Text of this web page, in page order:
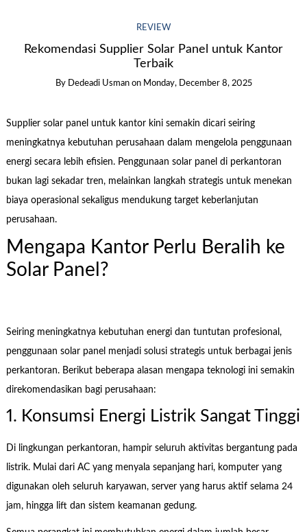
REVIEW
Rekomendasi Supplier Solar Panel untuk Kantor
Terbaik
By Dedeadi Usman on Monday, December 8, 2025
Supplier solar panel untuk kantor kini semakin dicari seiring
meningkatnya kebutuhan perusahaan dalam mengelola penggunaan
energi secara lebih efisien. Penggunaan solar panel di perkantoran
bukan lagi sekadar tren, melainkan langkah strategis untuk menekan
biaya operasional sekaligus mendukung target keberlanjutan
perusahaan.
Mengapa Kantor Perlu Beralih ke
Solar Panel?
Seiring meningkatnya kebutuhan energi dan tuntutan profesional,
penggunaan solar panel menjadi solusi strategis untuk berbagai jenis
perkantoran. Berikut beberapa alasan mengapa teknologi ini semakin
direkomendasikan bagi perusahaan:
1. Konsumsi Energi Listrik Sangat Tinggi
Di lingkungan perkantoran, hampir seluruh aktivitas bergantung pada
listrik. Mulai dari AC yang menyala sepanjang hari, komputer yang
digunakan oleh seluruh karyawan, server yang harus aktif selama 24
jam, hingga lift dan sistem keamanan gedung.